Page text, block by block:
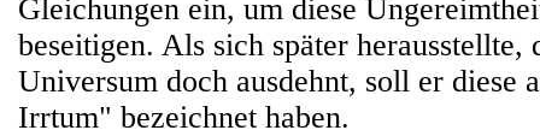
Gleichungen ein, um diese
beseitigen. Als sich später herausstellte,
Universum doch ausdehnt, soll er diese
Irrtum" bezeichnet haben.